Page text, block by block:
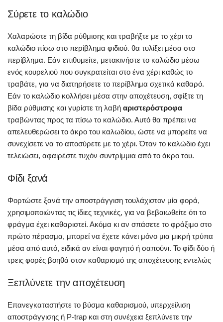
Σύρετε το καλώδιο
Χαλαρώστε τη βίδα ρύθμισης και τραβήξτε με το χέρι το
καλώδιο πίσω στο περίβλημα φιδιού. θα τυλίξει μέσα στο
περίβλημα. Εάν επιθυμείτε, μετακινήστε το καλώδιο μέσω
ενός κουρελιού που συγκρατείται στο ένα χέρι καθώς το
τραβάτε, για να διατηρήσετε το περίβλημα σχετικά καθαρό.
Εάν το καλώδιο κολλήσει μέσα στην αποχέτευση, σφίξτε τη
βίδα ρύθμισης και γυρίστε τη λαβή αριστερόστροφα
τραβώντας προς τα πίσω το καλώδιο. Αυτό θα πρέπει να
απελευθερώσει το άκρο του καλωδίου, ώστε να μπορείτε να
συνεχίσετε να το αποσύρετε με το χέρι. Όταν το καλώδιο έχει
τελειώσει, αφαιρέστε τυχόν συντρίμμια από το άκρο του.
Φίδι ξανά
Φορτώστε ξανά την αποστράγγιση τουλάχιστον μία φορά,
χρησιμοποιώντας τις ίδιες τεχνικές, για να βεβαιωθείτε ότι το
φράγμα έχει καθαριστεί. Ακόμα κι αν σπάσετε το φράξιμο στο
πρώτο πέρασμα, μπορεί να έχετε κάνει μόνο μια μικρή τρύπα
μέσα από αυτό, ειδικά αν είναι φαγητό ή σαπούνι. Το φίδι δύο ή
τρεις φορές βοηθά στον καθαρισμό της αποχέτευσης εντελώς
Ξεπλύνετε την αποχέτευση
Επανεγκαταστήστε το βύσμα καθαρισμού, υπερχείλιση
αποστράγγισης ή P-trap και στη συνέχεια ξεπλύνετε την